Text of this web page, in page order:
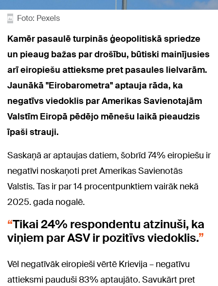
Foto: Pexels
Kamēr pasaulē turpinās ģeopolitiskā spriedze
un pieaug bažas par drošību, būtiski mainījusies
arī eiropiešu attieksme pret pasaules lielvarām.
Jaunākā "Eirobarometra" aptauja rāda, ka
negatīvs viedoklis par Amerikas Savienotajām
Valstīm Eiropā pēdējo mēnešu laikā pieaudzis
īpaši strauji.
Saskaņā ar aptaujas datiem, šobrīd 74% eiropiešu ir
negatīvi noskaņoti pret Amerikas Savienotās
Valstis. Tas ir par 14 procentpunktiem vairāk nekā
2025. gada nogalē.
Tikai 24% respondentu atzinuši, ka
viņiem par ASV ir pozitīvs viedoklis.
Vēl negatīvāk eiropieši vērtē Krievija – negatīvu
attieksmi pauduši 83% aptaujāto. Savukārt pret